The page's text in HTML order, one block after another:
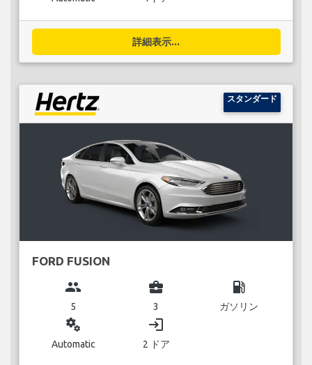
詳細表示...
スタンダード
FORD FUSION
group
5
business_center
3
local_gas_station
ガソリン
miscellaneous_services
Automatic
login
2 ドア